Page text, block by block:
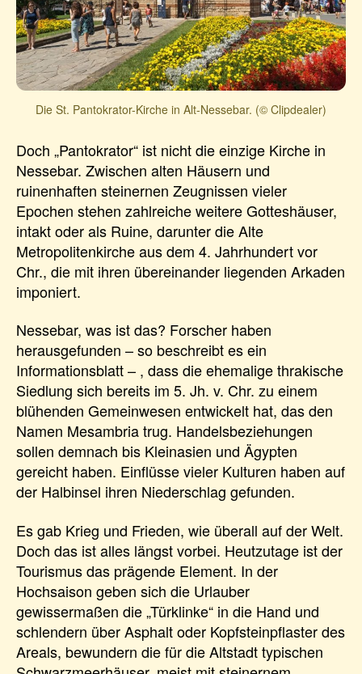
Die St. Pantokrator-Kirche in Alt-Nessebar. (© Clipdealer)
Doch „Pantokrator“ ist nicht die einzige Kirche in
Nessebar. Zwischen alten Häusern und
ruinenhaften steinernen Zeugnissen vieler
Epochen stehen zahlreiche weitere Gotteshäuser,
intakt oder als Ruine, darunter die Alte
Metropolitenkirche aus dem 4. Jahrhundert vor
Chr., die mit ihren übereinander liegenden Arkaden
imponiert.
Nessebar, was ist das? Forscher haben
herausgefunden – so beschreibt es ein
Informationsblatt – , dass die ehemalige thrakische
Siedlung sich bereits im 5. Jh. v. Chr. zu einem
blühenden Gemeinwesen entwickelt hat, das den
Namen Mesambria trug. Handelsbeziehungen
sollen demnach bis Kleinasien und Ägypten
gereicht haben. Einflüsse vieler Kulturen haben auf
der Halbinsel ihren Niederschlag gefunden.
Es gab Krieg und Frieden, wie überall auf der Welt.
Doch das ist alles längst vorbei. Heutzutage ist der
Tourismus das prägende Element. In der
Hochsaison geben sich die Urlauber
gewissermaßen die „Türklinke“ in die Hand und
schlendern über Asphalt oder Kopfsteinpflaster des
Areals, bewundern die für die Altstadt typischen